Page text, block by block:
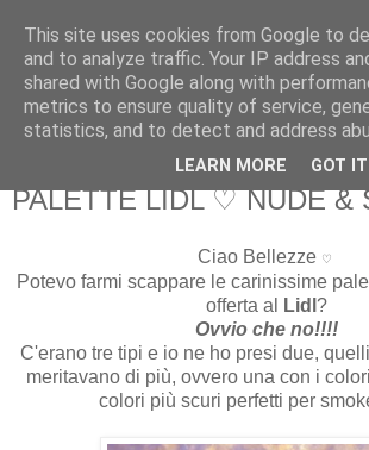
Martone Laura
Martone Laura
lunedì, settembre 07, 2015
PALETTE LIDL ♡ NUDE &
Ciao Bellezze ♡
Potevo farmi scappare le carinissime
offerta al
Lidl ?
Ovvio che no!!!!
C'erano tre tipi e io ne ho presi due,
meritavano di più, ovvero una con i
colori più scuri perfetti per
This site uses cookies from Google to
and to analyze traffic. Your IP address
shared with Google along with
metrics to ensure quality of service,
statistics, and to detect and address
LEARN MORE GOT IT